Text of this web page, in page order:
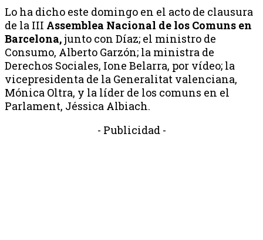
Lo ha dicho este domingo en el acto de clausura
de la III Assemblea Nacional de los Comuns en
Barcelona,junto con Díaz; el ministro de
Consumo, Alberto Garzón; la ministra de
Derechos Sociales, Ione Belarra, por vídeo; la
vicepresidenta de la Generalitat valenciana,
Mónica Oltra, y la líder de los comuns en el
Parlament, Jéssica Albiach.
- Publicidad -